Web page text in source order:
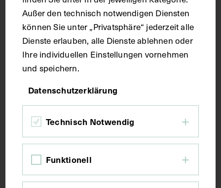
Seitenblatt 39,5 x 26,8 cm
Kurzbeschreibung
Der Text ist die ergänzende Beschreibung in
deutscher Sprache zum anatomischen Wachsmodell
Anatomie
Außer den technisch notwendigen Diensten
können Sie unter „Privatsphäre“ jederzeit alle
Dienste erlauben, alle Dienste ablehnen oder
Ihre individuellen Einstellungen vornehmen
und speichern.
Datenschutzerklärung
Technisch Notwendig
Funktionell